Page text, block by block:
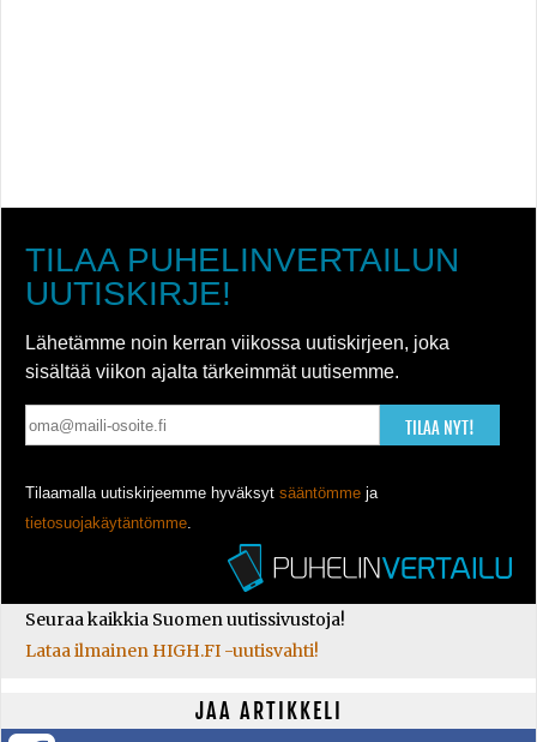
TILAA PUHELINVERTAILUN
UUTISKIRJE!
Lähetämme noin kerran viikossa uutiskirjeen, joka
sisältää viikon ajalta tärkeimmät uutisemme.
TILAA NYT!
Tilaamalla uutiskirjeemme hyväksyt sääntömme ja
tietosuojakäytäntömme.
Seuraa kaikkia Suomen uutissivustoja!
Lataa ilmainen HIGH.FI -uutisvahti!
JAA ARTIKKELI